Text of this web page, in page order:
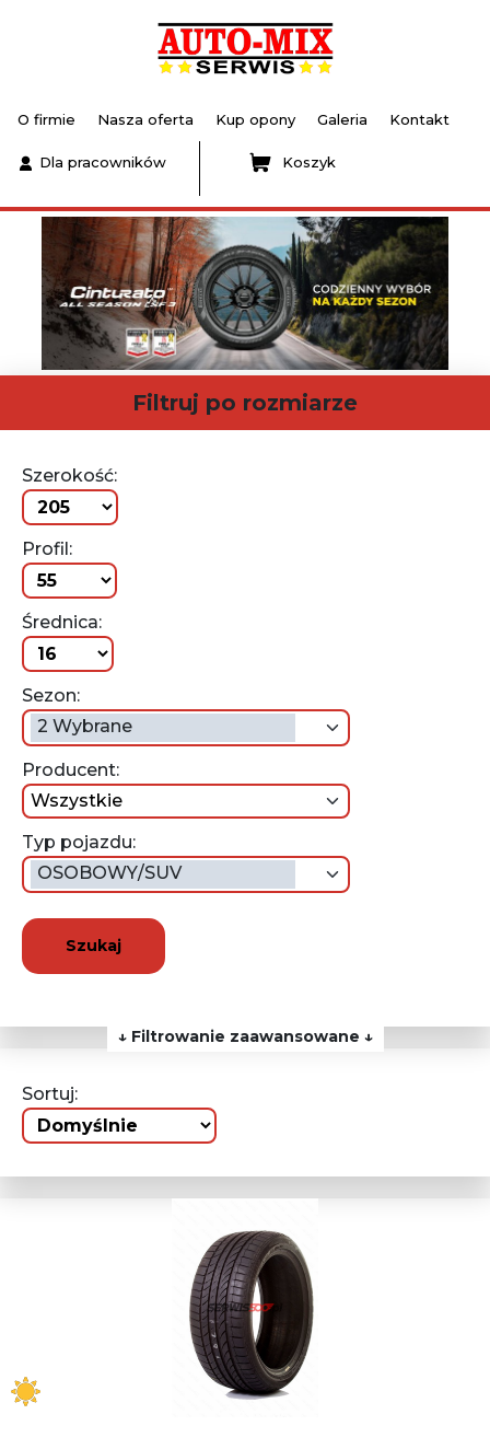
O firmie Nasza oferta Kup opony Galeria Kontakt
Dla pracowników Koszyk
Filtruj po rozmiarze
Szerokość:
Profil:
Średnica:
Sezon:
2 Wybrane
Producent:
wszystkie
Typ pojazdu:
OSOBOWY/SUV
Szukaj
↓ Filtrowanie zaawansowane ↓
Sortuj: